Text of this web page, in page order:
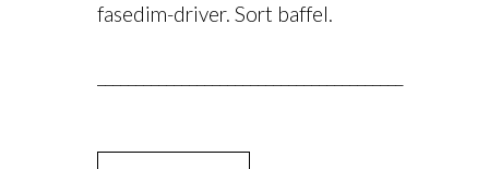
fasedim-driver. Sort baffel.